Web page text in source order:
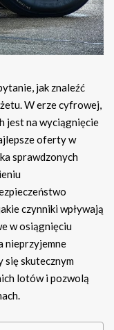
jak znaleźć
W erze cyfrowej,
jest na wyciągnięcie
oferty w
sprawdzonych
czynniki wpływają
w osiągnięciu
nieprzyjemne
się skutecznym
lotów i pozwolą